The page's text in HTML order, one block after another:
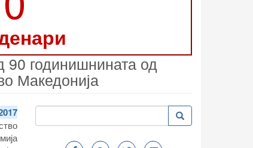
90 годинишнината од
Македонија
Search
Пребарување Пребарување